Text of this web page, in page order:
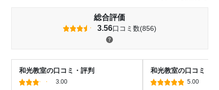
総合評価
3.56口コミ数(856)
和光教室の口コミ・評判
3.00
和光教室の口コミ・
5.00